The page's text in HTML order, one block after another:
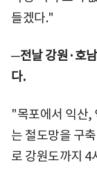
들겠다."
─전날 강원·호
다.
"목포에서 익산,
는 철도망을 구
로 강원도까지 4